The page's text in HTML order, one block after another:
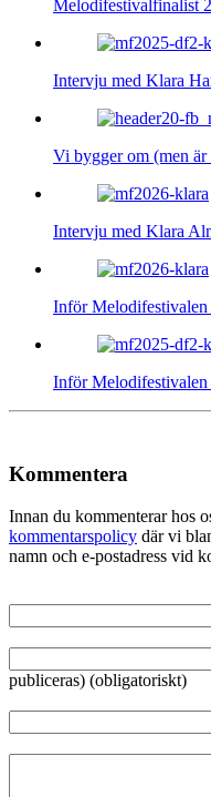
Melodifestivalfinalist
Intervju med Klara
Vi bygger om (men är
Intervju med Klara
Inför
Inför
Kommentera
Innan du kommenterar hos
kommentarspolicy där vi
namn och e-postadress vid
publiceras) (obligatoriskt)